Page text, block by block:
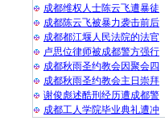
成都维权人士陈云飞遭暴徒
成都陈云飞被暴力袭击前后
成都都江堰人民法院的法官
卢思位律师被成都警方强行
成都秋雨圣约教会因聚会四
成都秋雨圣约教会主日崇拜
谢俊彪述酷刑经历遭成都警
成都工人学院毕业典礼遭冲